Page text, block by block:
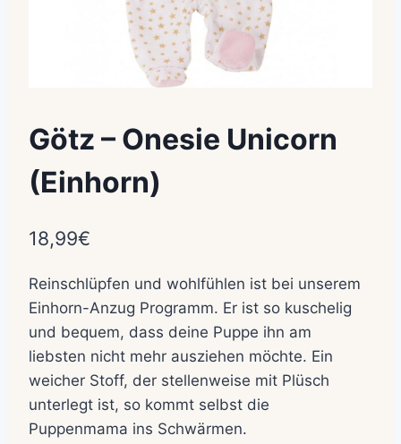
Götz – Onesie Unicorn
(Einhorn)
18,99€
Reinschlüpfen und wohlfühlen ist bei unserem
Einhorn-Anzug Programm. Er ist so kuschelig
und bequem, dass deine Puppe ihn am
liebsten nicht mehr ausziehen möchte. Ein
weicher Stoff, der stellenweise mit Plüsch
unterlegt ist, so kommt selbst die
Puppenmama ins Schwärmen.